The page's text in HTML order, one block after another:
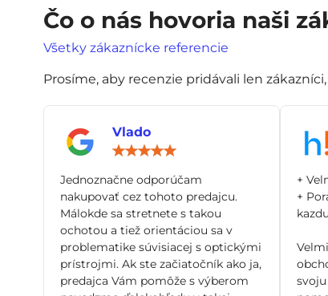
Čo o nás hovoria naši
Všetky zákaznícke referencie
Prosíme, aby recenzie pridávali len
Vlado
5
Jednoznačne odporúčam
nakupovať cez tohoto predajcu.
Málokde sa stretnete s takou
ochotou a tiež orientáciou sa v
problematike súvisiacej s optickými
prístrojmi. Ak ste začiatočník ako ja,
predajca Vám pomôže s výberom
+
+